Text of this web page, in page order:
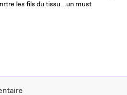
les fils du tissu...un must